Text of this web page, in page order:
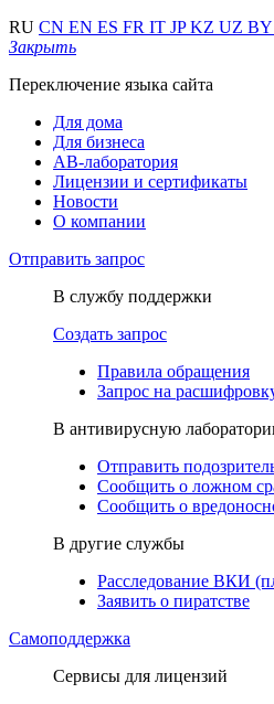
RU CN EN ES FR IT JPKZ UZ BY
Закрыть
Переключение языка сайта
Для дома
Для бизнеса
АВ-лаборатория
Лицензии и сертификаты
Новости
О компании
Отправить запрос
В службу поддержки
Создать запрос
Правила обращения
Запрос на
В антивирусную
Отправить
Сообщить о ложном
Сообщить о
В другие службы
Расследование ВКИ
Заявить о пиратстве
Самоподдержка
Сервисы для лицензий